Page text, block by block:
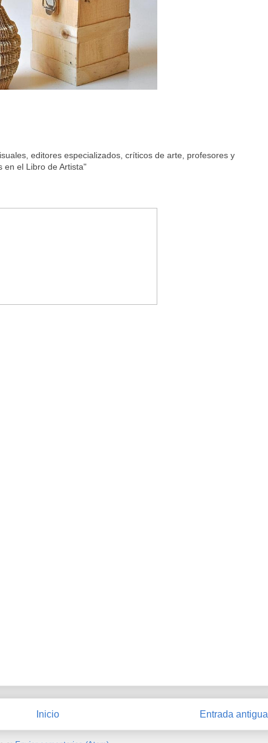
editores especializados, críticos de arte, profesores y
en el Libro de Artista"
Entrada antigua
Inicio